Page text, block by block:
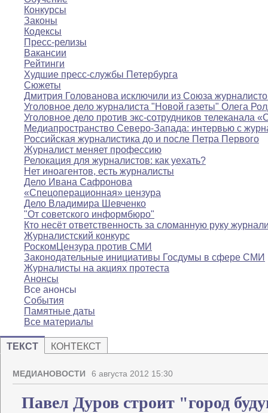
Конкурсы
Законы
Кодексы
Пресс-релизы
Вакансии
Рейтинги
Худшие пресс-службы Петербурга
Сюжеты
Дмитрия Голованова исключили из Союза
Уголовное дело журналиста "Новой газеты" Олега
Уголовное дело против экс-сотрудников телеканала
Медиапространство Северо-Запада: интервью с
Российская журналистика до и после Петра Первого
Журналист меняет профессию
Релокация для журналистов: как уехать?
Нет иноагентов, есть журналисты
Дело Ивана Сафронова
«Спецоперационная» цензура
Дело Владимира Шевченко
"От советского информбюро"
Кто несёт ответственность за сломанную руку
Журналистский конкурс
РоскомЦензура против СМИ
Законодательные инициативы Госдумы в сфере СМИ
Журналисты на акциях протеста
Анонсы
Все анонсы
События
Памятные даты
Все материалы
ТЕКСТ КОНТЕКСТ
МЕДИАНОВОСТИ 6 августа 2012 15:30
Павел Дуров строит "город